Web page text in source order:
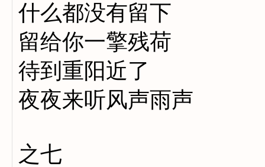
什么都没有留下
留给你一擎残荷
待到重阳近了
夜夜来听风声雨声
之七